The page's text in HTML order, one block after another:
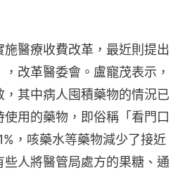
醫療收費改革，最近則提出
改革醫委會。盧寵茂表示，
其中病人囤積藥物的情況已
用的藥物，即俗稱「看門口
，咳藥水等藥物減少了接近
人將醫管局處方的果糖、通